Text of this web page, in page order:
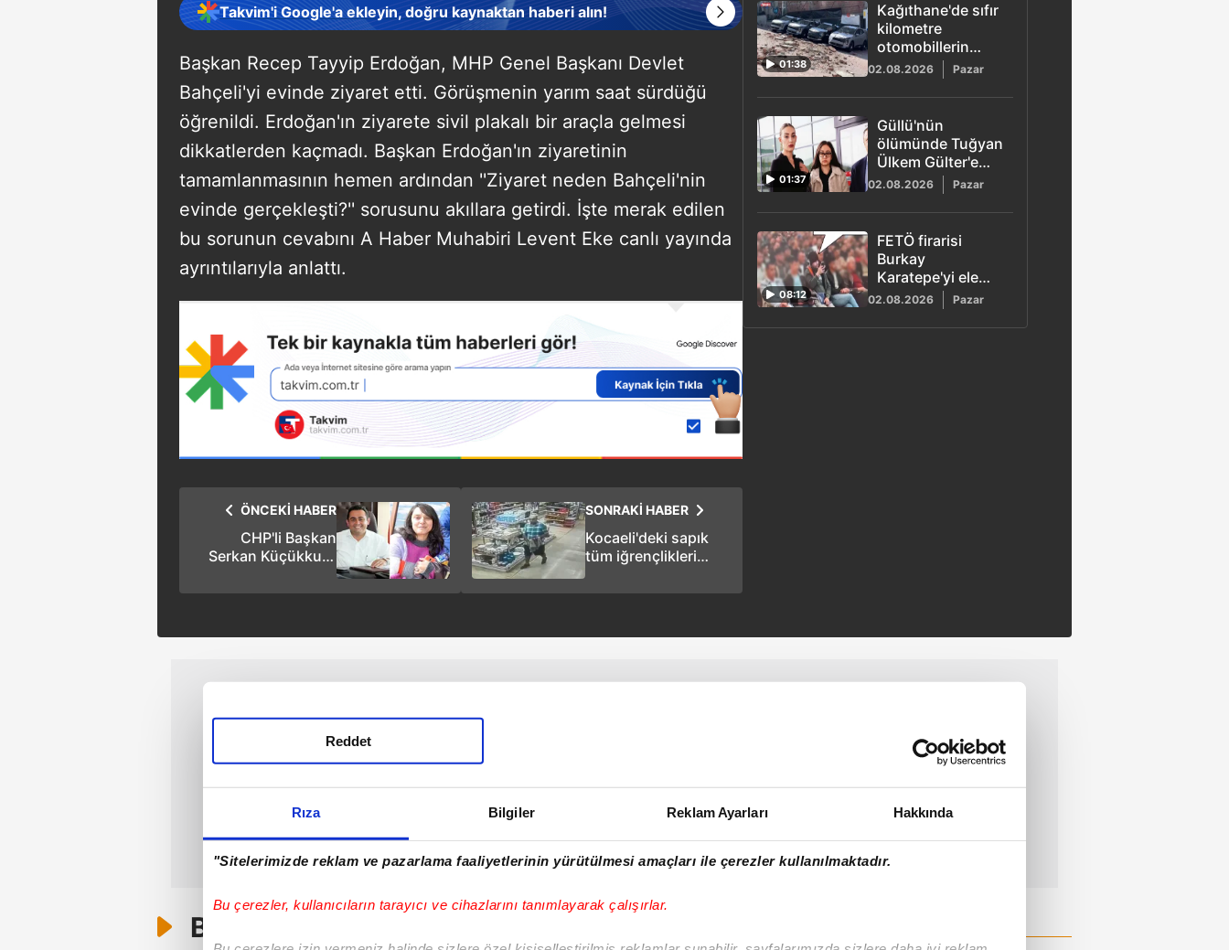
Rıza Bilgiler Reklam Ayarları Hakkında
"Sitelerimizde reklam ve pazarlama faaliyetlerinin yürütülmesi amaçları ile çerezler kullanılmaktadır.
Bu çerezler, kullanıcıların tarayıcı ve cihazlarını tanımlayarak çalışırlar.
Reddet
Takvim'i Google'a ekleyin, doğru kaynaktan haberi alın!
Başkan Recep Tayyip Erdoğan, MHP Genel Başkanı Devlet
Bahçeli'yi evinde ziyaret etti. Görüşmenin yarım saat sürdüğü
öğrenildi. Erdoğan'ın ziyarete sivil plakalı bir araçla gelmesi
dikkatlerden kaçmadı. Başkan Erdoğan'ın ziyaretinin
tamamlanmasının hemen ardından ''Ziyaret neden Bahçeli'nin
evinde gerçekleşti?'' sorusunu akıllara getirdi. İşte merak edilen
bu sorunun cevabını A Haber Muhabiri Levent Eke canlı yayında
ayrıntılarıyla anlattı.
SONRAKİ HABER
Kocaeli'deki sapık
tüm iğrençlikleri
ÖNCEKİ HABER
CHP'li Başkan
Serkan Küçükkuru
şirketi müdürü yaptı!
01:38
Kağıthane'de sıfır
kilometre
otomobillerin
üzerine duvar
02.08.2026 Pazar
01:37
Güllü'nün
ölümünde Tuğyan
Ülkem Gülter'e
ağırlaştırılmış
müebbet hapis
talebi
02.08.2026 Pazar
08:12
FETÖ firarisi
Burkay
Karatepe'yi ele
veren görüntü!
02.08.2026 Pazar
Bunlar da Var